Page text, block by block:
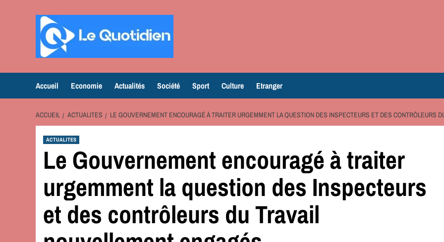
Accueil Economie Actualités Société Sport Culture Etranger
ACCUEIL ACTUALITES LE GOUVERNEMENT ENCOURAGÉ À TRAITER URGEMMENT LA QUESTION DES INSPECTEURS ET DES CONTRÔLEURS
ACTUALITES
Le Gouvernement encouragé à traiter
urgemment la question des Inspecteurs
et des contrôleurs du Travail